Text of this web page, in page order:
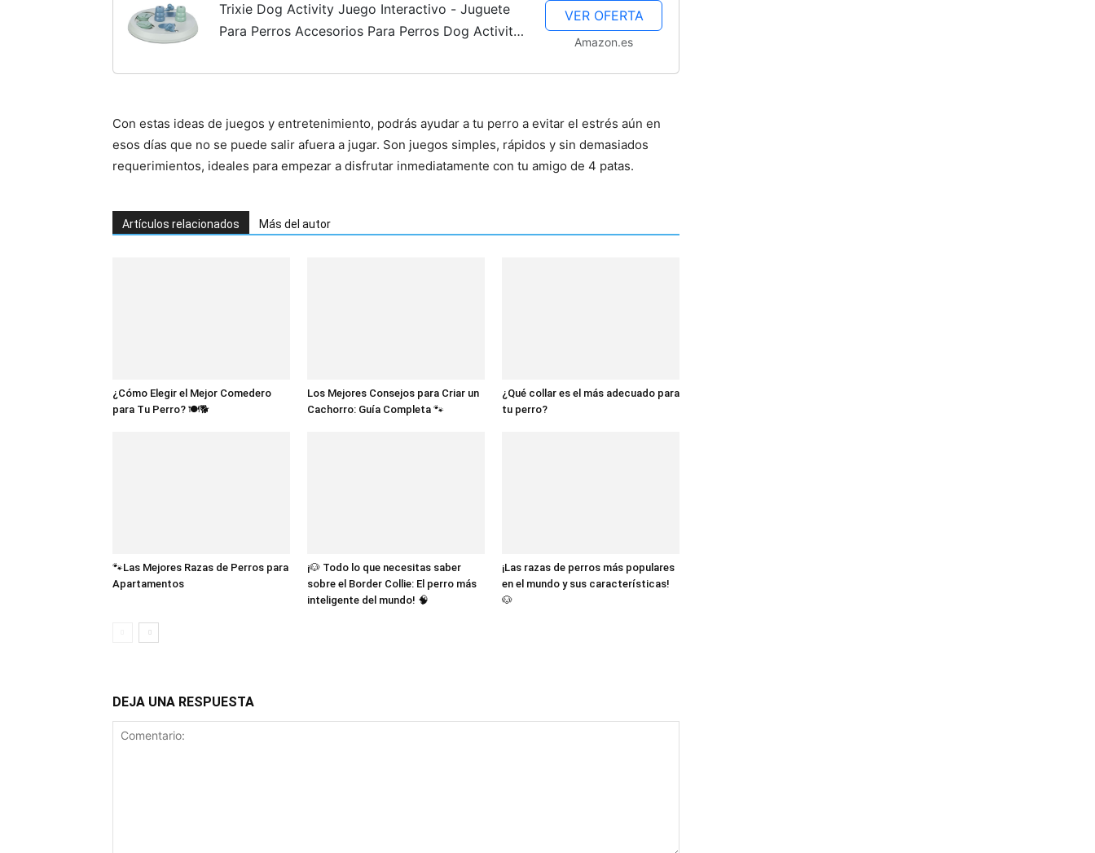
Trixie Dog Activity Juego Interactivo - Juguete
Para Perros Accesorios Para Perros Dog Activity
VER OFERTA
Amazon.es
Con estas ideas de juegos y entretenimiento, podrás ayudar a tu perro a evitar el estrés aún en
esos días que no se puede salir afuera a jugar. Son juegos simples, rápidos y sin demasiados
requerimientos, ideales para empezar a disfrutar inmediatamente con tu amigo de 4 patas.
Artículos relacionados Más del autor
¿Cómo Elegir el Mejor Comedero
para Tu Perro? 🍽️🐕
Los Mejores Consejos para Criar un
Cachorro: Guía Completa 🐾
¿Qué collar es el más adecuado para
tu perro?
🐾Las Mejores Razas de Perros para
Apartamentos
¡🐶 Todo lo que necesitas saber
sobre el Border Collie: El perro más
inteligente del mundo! 🧠
¡Las razas de perros más populares
en el mundo y sus características!
🐶
DEJA UNA RESPUESTA